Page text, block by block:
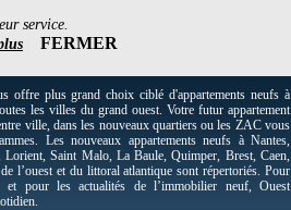
service.
FERMER
plus grand choix ciblé d'appartements neufs à
les villes du grand ouest. Votre futur appartement
ville, dans les nouveaux quartiers ou les ZAC vous
Les nouveaux appartements neufs à Nantes,
Lorient, Saint Malo, La Baule, Quimper, Brest, Caen,
l’ouest et du littoral atlantique sont répertoriés. Pour
et pour les actualités de l’immobilier neuf, Ouest